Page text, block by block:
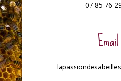
07 85 76
Email